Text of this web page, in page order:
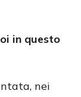
in questo
nei